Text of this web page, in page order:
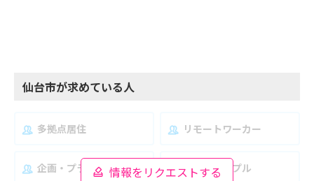
仙台市が求めている人
情報をリクエストする
多拠点居住 リモートワーカー
企画・プランナー 夫婦・カップル